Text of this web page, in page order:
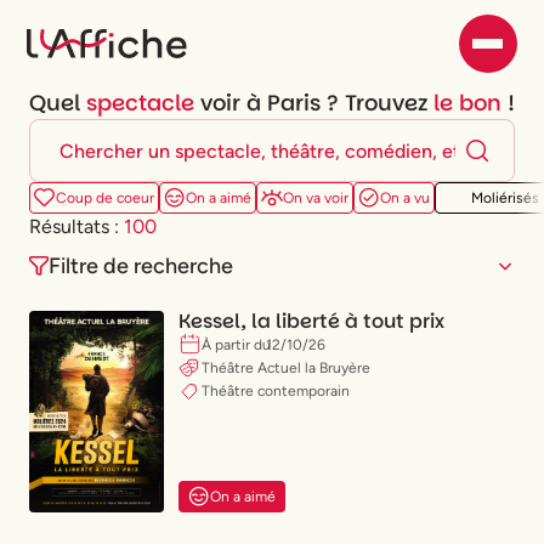
Quel spectacle voir à Paris ? Trouvez le bon !
Coup de coeur On a aimé On va voir On a vu Moliérisés
Résultats : 100
Filtre de recherche
Lun. Mar.
Peu importe
Kessel, la liberté à tout prix
À partir du12/10/26
Théâtre Actuel la Bruyère
Théâtre contemporain
On a aimé